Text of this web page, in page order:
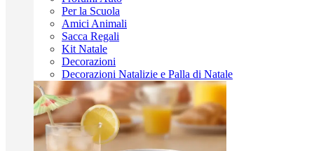
Per la Scuola
Amici Animali
Sacca Regali
Kit Natale
Decorazioni
Decorazioni Natalizie e Palla di Natale